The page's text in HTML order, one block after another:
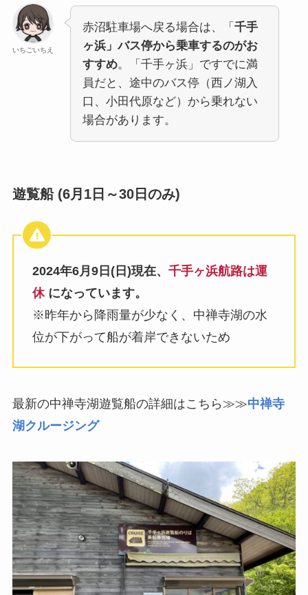
いちごいちえ
赤沼駐車場へ戻る場合は、「 千手
ヶ浜」バス停から乗車するのがお
すすめ。「千手ヶ浜」ですでに満
員だと、途中のバス停（西ノ湖入
口、小田代原など）から乗れない
場合があります。
遊覧船 (6月1日～30日のみ)
2024年6月9日(日)現在、 千手ヶ浜航路は運
休になっています。
※昨年から降雨量が少なく、中禅寺湖の水
位が下がって船が着岸できないため
最新の中禅寺湖遊覧船の詳細はこちら≫≫中禅寺
湖クルージング